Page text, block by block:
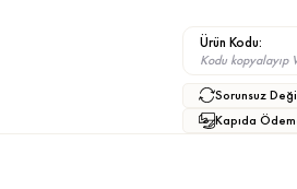
Ürün Kodu:
Kodu kopyalayıp
Sorunsuz
Kapıda